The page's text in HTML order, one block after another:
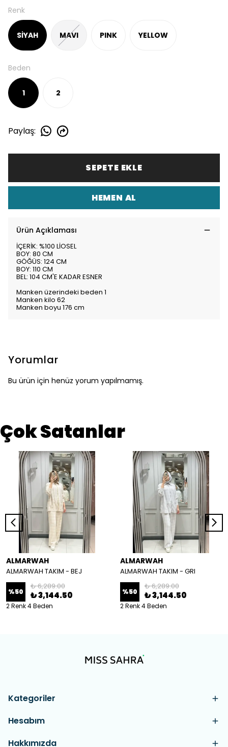
Renk
SİYAH MAVI PINK YELLOW
Beden
1 2
Paylaş:
SEPETE EKLE
HEMEN AL
Ürün Açıklaması
İÇERİK: %100 LİOSEL
BOY: 80 CM
GÖĞÜS: 124 CM
BOY: 110 CM
BEL: 104 CM'E KADAR ESNER
Manken üzerindeki beden 1
Manken kilo 62
Manken boyu 176 cm
Yorumlar
Bu ürün için henüz yorum yapılmamış.
Çok Satanlar
ALMARWAH
ALMARWAH TAKIM - BEJ
%50
₺ 6,289.00
₺ 3,144.50
2 Renk 4 Beden
ALMARWAH
ALMARWAH TAKIM - GRI
%50
₺ 6,289.00
₺ 3,144.50
2 Renk 4 Beden
Kategoriler
Hesabım
Hakkımızda